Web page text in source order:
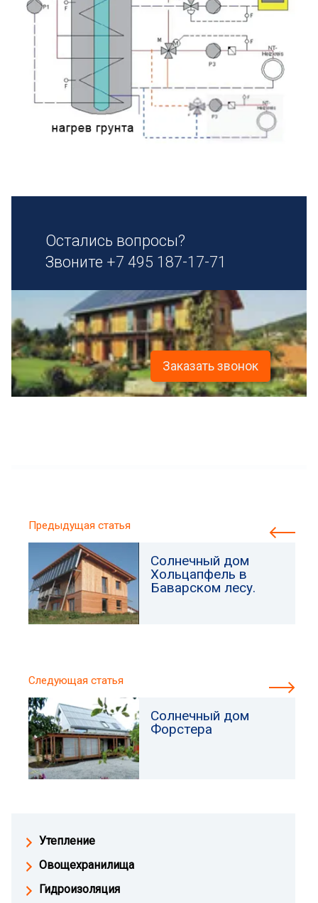
Остались вопросы?
Звоните +7 495 187-17-71
Заказать звонок
Утепление
Овощехранилища
Гидроизоляция
Предыдущая статья
Солнечный дом
Хольцапфель в
Баварском лесу.
Следующая статья
Солнечный дом
Форстера